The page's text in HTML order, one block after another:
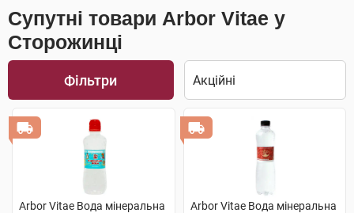
Супутні товари Arbor Vitae у
Сторожинці
Фільтри
Arbor Vitae Вода мінеральна
Arbor Vitae Вода мінеральна